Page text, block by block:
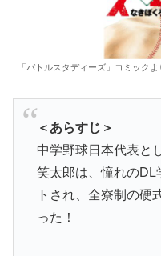
「バトルスタディーズ」コミックよ
＜あらすじ＞
中学野球日本代表と
笑太郎は、憧れのDL
トされ、全寮制の硬
った！